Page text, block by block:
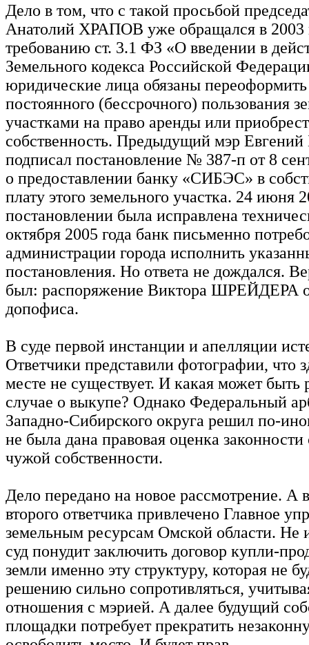
Дело в том, что с такой просьбой
Анатолий ХРАПОВ уже обращался в 2003
требованию ст. 3.1 ФЗ «О введении в
Земельного кодекса Российской
юридические лица обязаны
постоянного (бессрочного) пользования
участками на право аренды или
собственность. Предыдущий мэр
подписал постановление № 387-п от 8
о предоставлении банку «СИБЭС» в
плату этого земельного участка. 24 июня
постановлении была исправлена
октября 2005 года банк письменно
администрации города исполнить
постановления. Но ответа не дождался.
был: распоряжение Виктора ШРЕЙДЕРА
допофиса.
В суде первой инстанции и апелляции
Ответчики представили фотографии, что
месте не существует. И какая может быть
случае о выкупе? Однако Федеральный
Западно-Сибирского округа решил по-
не была дана правовая оценка
чужой собственности.
Дело передано на новое рассмотрение. А
второго ответчика привлечено Главное
земельным ресурсам Омской области. Не
суд понудит заключить договор купли-
земли именно эту структуру, которая не
решению сильно сопротивляться,
отношения с мэрией. А далее будущий
площадки потребует прекратить